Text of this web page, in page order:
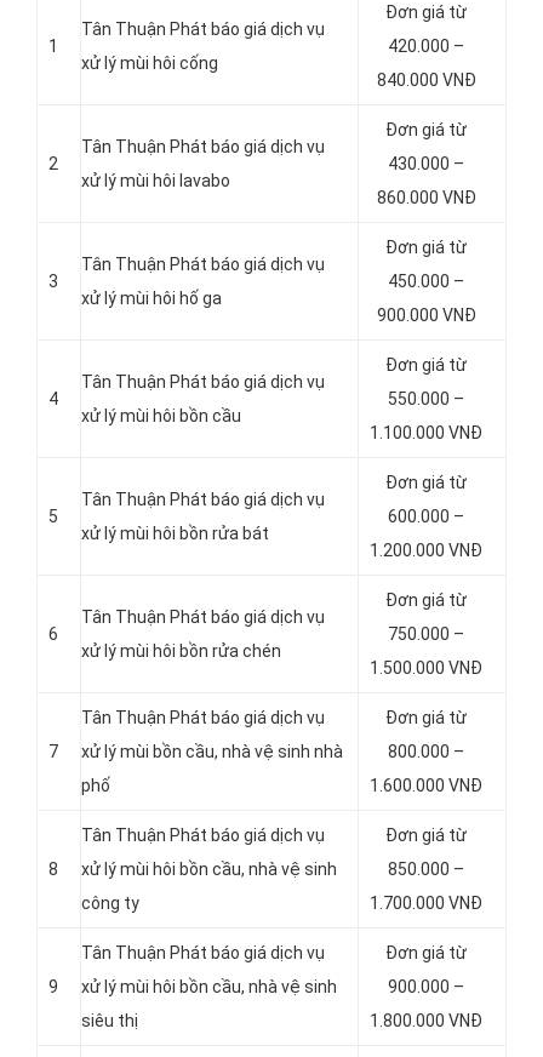
1
Tân Thuận Phát báo giá dịch vụ
xử lý mùi hôi cống
Đơn giá từ
420.000 –
840.000 VNĐ
2
Tân Thuận Phát báo giá dịch vụ
xử lý mùi hôi lavabo
Đơn giá từ
430.000 –
860.000 VNĐ
3
Tân Thuận Phát báo giá dịch vụ
xử lý mùi hôi hố ga
Đơn giá từ
450.000 –
900.000 VNĐ
4
Tân Thuận Phát báo giá dịch vụ
xử lý mùi hôi bồn cầu
Đơn giá từ
550.000 –
1.100.000 VNĐ
5
Tân Thuận Phát báo giá dịch vụ
xử lý mùi hôi bồn rửa bát
Đơn giá từ
600.000 –
1.200.000 VNĐ
6
Tân Thuận Phát báo giá dịch vụ
xử lý mùi hôi bồn rửa chén
Đơn giá từ
750.000 –
1.500.000 VNĐ
7
Tân Thuận Phát báo giá dịch vụ
xử lý mùi bồn cầu, nhà vệ sinh nhà
phố
Đơn giá từ
800.000 –
1.600.000 VNĐ
8
Tân Thuận Phát báo giá dịch vụ
xử lý mùi hôi bồn cầu, nhà vệ sinh
công ty
Đơn giá từ
850.000 –
1.700.000 VNĐ
9
Tân Thuận Phát báo giá dịch vụ
xử lý mùi hôi bồn cầu, nhà vệ sinh
siêu thị
Đơn giá từ
900.000 –
1.800.000 VNĐ